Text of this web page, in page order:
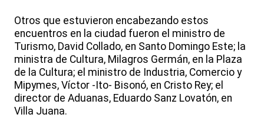
Otros que estuvieron encabezando estos
encuentros en la ciudad fueron el ministro de
Turismo, David Collado, en Santo Domingo Este; la
ministra de Cultura, Milagros Germán, en la Plaza
de la Cultura; el ministro de Industria, Comercio y
Mipymes, Víctor -Ito- Bisonó, en Cristo Rey; el
director de Aduanas, Eduardo Sanz Lovatón, en
Villa Juana.